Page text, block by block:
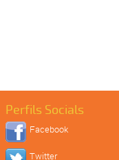
Perfils Socials
Facebook
Twitter